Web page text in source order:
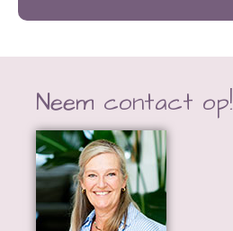
Neem contact op!